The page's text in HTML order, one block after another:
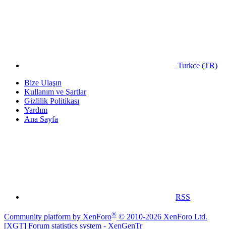
Turkce (TR)
Bize Ulaşın
Kullanım ve Şartlar
Gizlilik Politikası
Yardım
Ana Sayfa
RSS
Community platform by XenForo® © 2010-2026 XenForo Ltd.
[XGT] Forum statistics system - XenGenTr